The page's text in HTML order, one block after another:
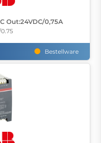
Out:24VDC/0,75A
Bestellware